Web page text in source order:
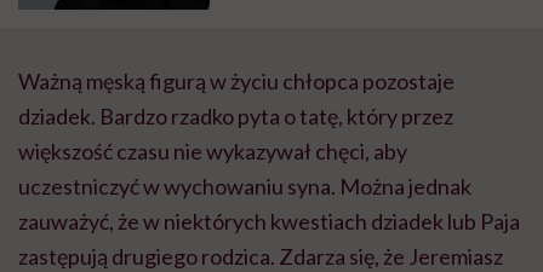
Ważną męską figurą w życiu chłopca pozostaje
dziadek. Bardzo rzadko pyta o tatę, który przez
większość czasu nie wykazywał chęci, aby
uczestniczyć w wychowaniu syna. Można jednak
zauważyć, że w niektórych kwestiach dziadek lub Paja
zastępują drugiego rodzica. Zdarza się, że Jeremiasz